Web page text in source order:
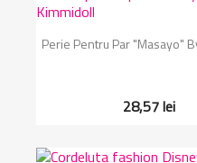
Vizualizare
Perie Pentru Par "Masayo"
28,57 lei